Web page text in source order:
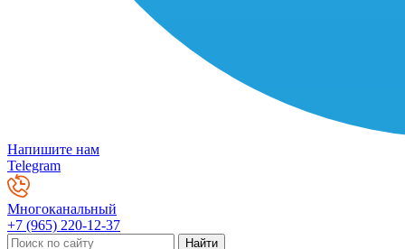
Напишите нам
Telegram
Многоканальный
+7 (965) 220-12-37